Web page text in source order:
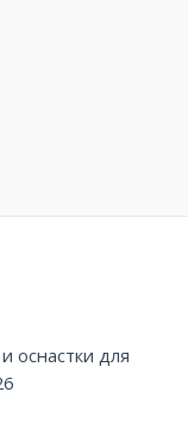
оснастки для